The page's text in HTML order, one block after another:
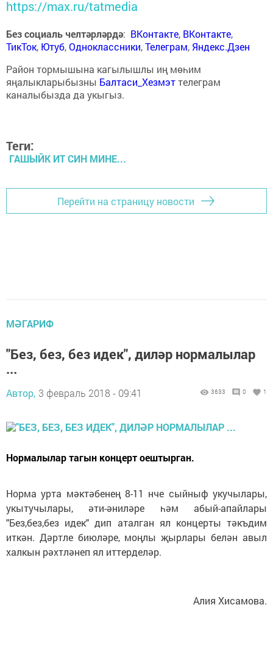
https://max.ru/tatmedia
Без социаль челтәрләрдә: ВКонтакте, ВКонтакте,
ТикТок, Ютуб,Одноклассники,Телеграм, Яндекс.Дзен
Район тормышына кагылышлы иң мөһим
яңалыкларыбызны Балтаси_Хезмэттелеграм
каналыбызда да укыгыз.
Теги:
ГАШЫЙК ИТ СИН МИНЕ...
Перейти на страницу новости
МӘГАРИФ
"Без, без, без идек", диләр нормалылар
...
Автор, 3 февраль 2018 - 09:41 3633 0 1
Нормалылар тагын концерт оештырган.
Норма урта мәктәбенең 8-11 нче сыйныф укучылары,
укытучылары, әти-әниләре һәм абый-апайлары
"Без,без,без идек" дип аталган ял концерты тәкъдим
иткән. Дәртле биюләре, моңлы җырлары белән авыл
халкын рәхтләнеп ял иттерделәр.
Алия Хисамова.